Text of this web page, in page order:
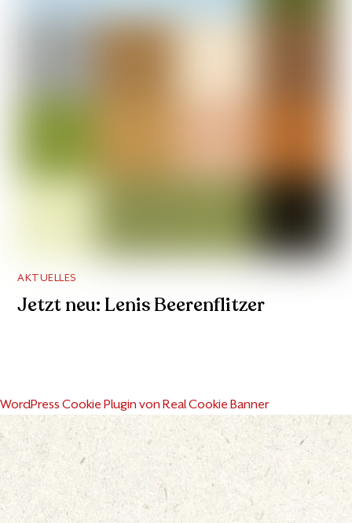
AKTUELLES
Jetzt neu: Lenis Beerenflitzer
WordPress Cookie Plugin von Real Cookie Banner